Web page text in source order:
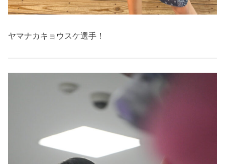
ヤマナカキョウスケ選手！